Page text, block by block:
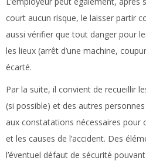
court aucun risque, le laisser partir
aussi vérifier que tout danger pour
les lieux (arrêt d’une machine,
écarté.
Par la suite, il convient de recueillir
(si possible) et des autres
aux constatations nécessaires pour
et les causes de l’accident. Des
l’éventuel défaut de sécurité